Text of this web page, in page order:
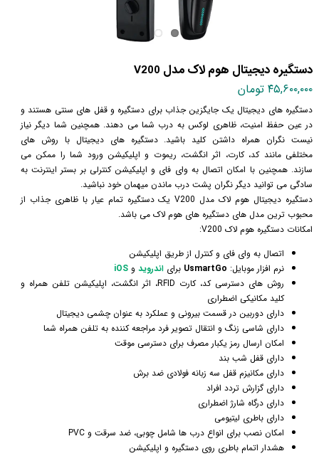
دستگیره دیجیتال هوم لاک مدل V200
۴۵,۶۰۰,۰۰۰ تومان
دستگیره های دیجیتال یک جایگزین جذاب برای دستگیره و قفل های سنتی هستند و
در عین حفظ امنیت، ظاهری لوکس به درب شما می دهند. همچنین شما دیگر نیاز
نیست نگران همراه داشتن کلید باشید. دستگیره های دیجیتال با روش های
مختلفی مانند کد، کارت، اثر انگشت، ریموت و اپلیکیشن ورود شما را ممکن می
سازند. همچنین با امکان اتصال به وای فای و اپلیکیشن کنترلی بر بستر اینترنت به
سادگی می توانید دیگر نگران پشت درب ماندن میهمان خود نباشید.
دستگیره دیجیتال هوم لاک مدل V200 یک دستگیره تمام عیار با ظاهری جذاب از
محبوب ترین مدل های دستگیره های هوم لاک می باشد.
امکانات دستگیره هوم لاک V200:
اتصال به وای فای و کنترل از طریق اپلیکیشن
نرم افزار موبایل: UsmartGo برای اندروید و iOS
روش های دسترسی کد، کارت RFID، اثر انگشت، اپلیکیشن تلفن همراه و
کلید مکانیکی اضطراری
دارای دوربین در قسمت بیرونی و عملکرد به عنوان چشمی دیجیتال
دارای شاسی زنگ و انتقال تصویر فرد مراجعه کننده به تلفن همراه شما
امکان ارسال رمز یکبار مصرف برای دسترسی موقت
دارای قفل شب بند
دارای مکانیزم قفل سه زبانه فولادی ضد برش
دارای گزارش تردد افراد
دارای درگاه شارژ اضطراری
دارای باطری لیتیومی
امکان نصب برای انواع درب ها شامل چوبی، ضد سرقت و PVC
هشدار اتمام باطری روی دستگیره و اپلیکیشن